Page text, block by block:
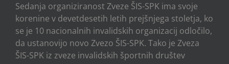
Sedanja organiziranost Zveze ŠIS-SPK ima svoje
korenine v devetdesetih letih prejšnjega stoletja, ko
se je 10 nacionalnih invalidskih organizacij odločilo,
da ustanovijo novo Zvezo ŠIS-SPK. Tako je Zveza
ŠIS-SPK iz zveze invalidskih športnih društev